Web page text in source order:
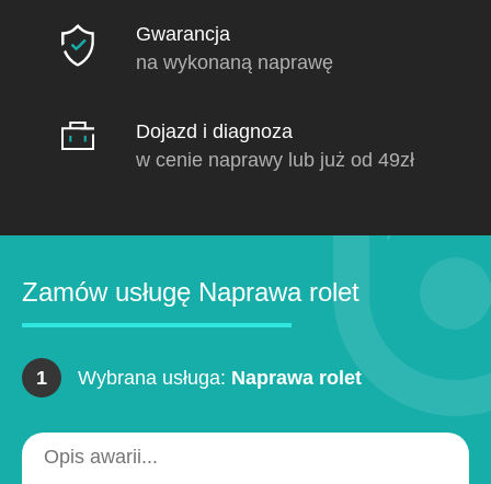
Gwarancja
na wykonaną naprawę
Dojazd i diagnoza
w cenie naprawy lub już od 49zł
Zamów usługę Naprawa rolet
1 Wybrana usługa: Naprawa rolet